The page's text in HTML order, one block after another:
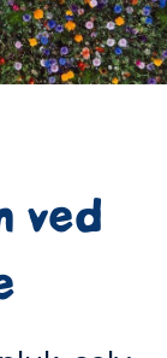
ved